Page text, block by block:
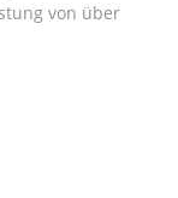
von über